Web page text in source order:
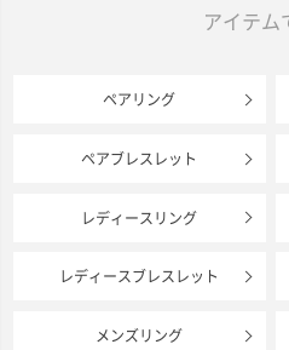
アイテム
ペアリング
ペアブレスレット
レディースリング
レディースブレスレット
メンズリング